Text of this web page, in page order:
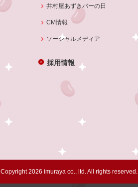
井村屋あずきバーの日
CM情報
ソーシャルメディア
採用情報
Copyright 2026 imuraya co., ltd. All rights reserved.